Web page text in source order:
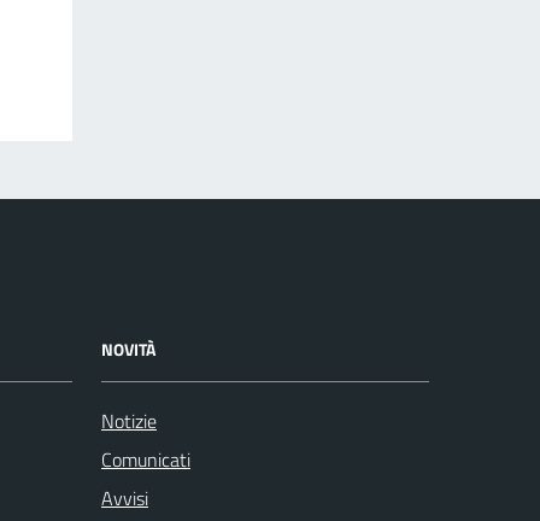
NOVITÀ
Notizie
Comunicati
Avvisi